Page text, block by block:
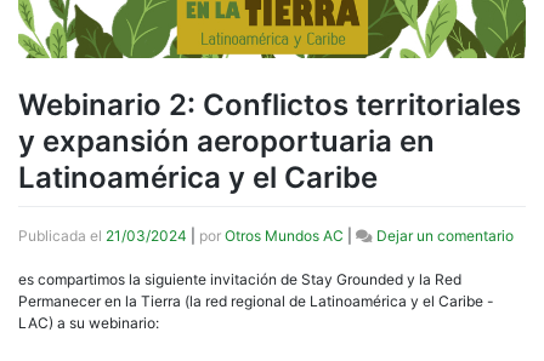
Webinario 2: Conflictos territoriales
y expansión aeroportuaria en
Latinoamérica y el Caribe
Publicada el 21/03/2024 por Otros Mundos AC Dejar un comentarioen
es compartimos la siguiente invitación de Stay Grounded y la Red
Permanecer en la Tierra (la red regional de Latinoamérica y el Caribe -
LAC) a su webinario: